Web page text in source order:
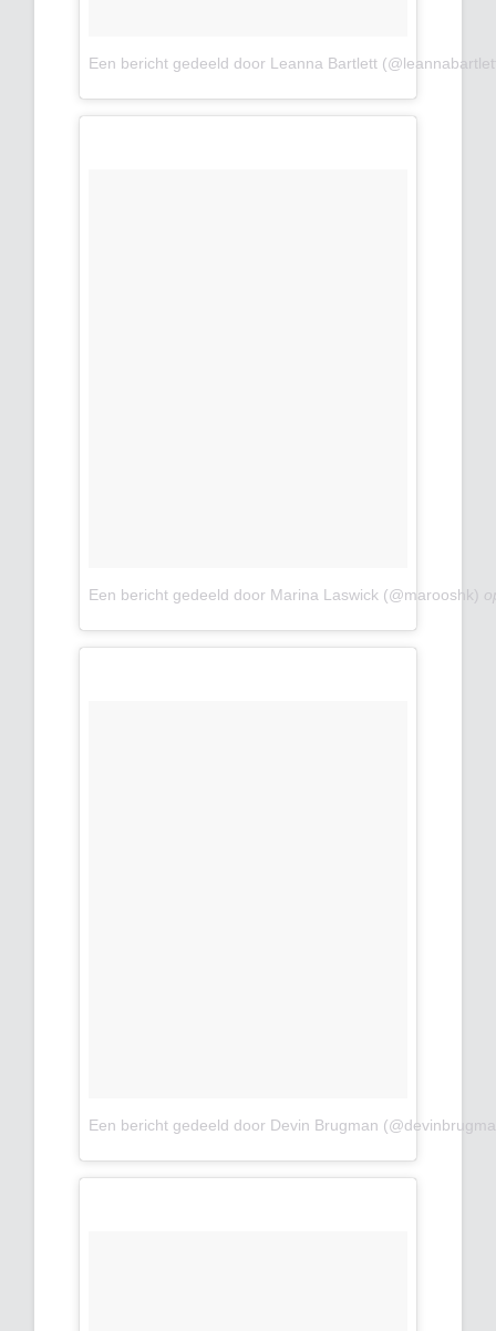
Een bericht gedeeld door Leanna Bartlett
Een bericht gedeeld door Marina Laswick (@marooshk)
Een bericht gedeeld door Devin Brugman